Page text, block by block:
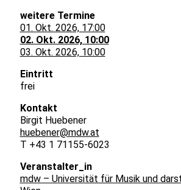
weitere Termine
01. Okt. 2026, 17:00
02. Okt. 2026, 10:00
03. Okt. 2026, 10:00
Eintritt
frei
Kontakt
Birgit Huebener
huebener@mdw.at
T +43 1 71155-6023
Veranstalter_in
mdw – Universität für Musik und